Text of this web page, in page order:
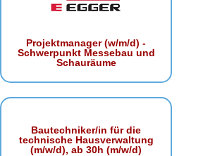
Projektmanager (w/m/d) -
Schwerpunkt Messebau und
Schauräume
Bautechniker/in für die
technische Hausverwaltung
(m/w/d), ab 30h (m/w/d)